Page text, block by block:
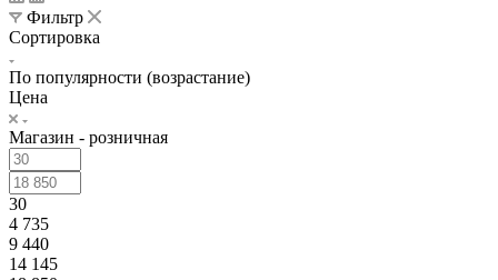
Фильтр
Сортировка
По популярности (возрастание)
Цена
Магазин - розничная
30
4 735
9 440
14 145